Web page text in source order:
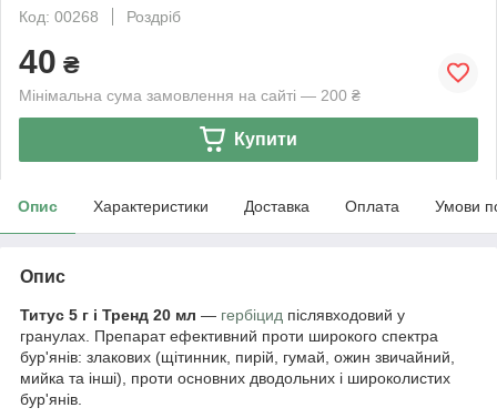
Код: 00268
Роздріб
40 ₴
Мінімальна сума замовлення на сайті — 200 ₴
Купити
Опис Характеристики Доставка Оплата Умови
Опис
Титус 5 г і Тренд 20 мл — гербіцид післявходовий у
гранулах. Препарат ефективний проти широкого спектра
бур'янів: злакових (щітинник, пирій, гумай, ожин звичайний,
мийка та інші), проти основних дводольних і широколистих
бур'янів.